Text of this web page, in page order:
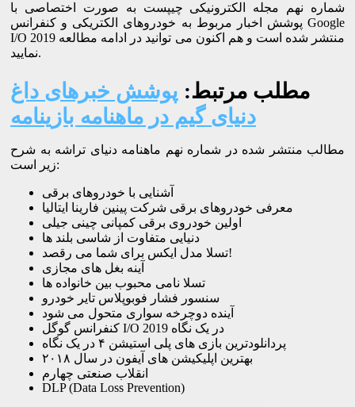
شماره نهم مجله الکترونیکی چیپست به صورت اختصاصی با
پوشش اخبار مربوط به خودروهای الکتریکی و کنفرانس Google
I/O 2019 منتشر شده است و هم اکنون می توانید در ادامه مطالعه
نمایید.
مطلب مرتبط: پوشش خبرهای داغ
دنیای گیم در ماهنامه بازینامه
مطالب منتشر شده در شماره نهم ماهنامه دنیای تراشه به شرح
زیر است:
آشنایی با خودروهای برقی
معرفی خودروهای برقی شرکت پینین فارینا ایتالیا
اولین خودروی برقی کمپانی چینی جیلی
دنیایی متفاوت از شاسی بلند ها
تسلا مدل ایکس برای شما می رقصد!
آینه بغل های مجازی
تسلا نامی محبوب بین خانواده ها
سنسور فشار فوبوپلاس تایر خودرو
آینده دوچرخه سواری متحول می شود
کنفرانس گوگل I/O 2019 در یک نگاه
پردانلودترین بازی های پلی استیشن ۴ در یک نگاه
بهترین اپلیکیشن های آیفون در سال ۲۰۱۸
انقلاب صنعتی چهارم
DLP (Data Loss Prevention)